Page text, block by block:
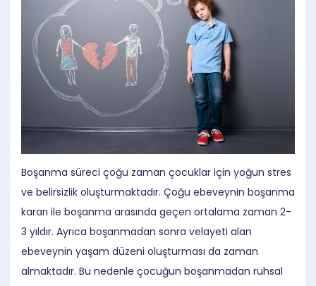
Boşanma süreci çoğu zaman çocuklar için yoğun stres
ve belirsizlik oluşturmaktadır. Çoğu ebeveynin boşanma
kararı ile boşanma arasında geçen ortalama zaman 2-
3 yıldır. Ayrıca boşanmadan sonra velayeti alan
ebeveynin yaşam düzeni oluşturması da zaman
almaktadır. Bu nedenle çocuğun boşanmadan ruhsal